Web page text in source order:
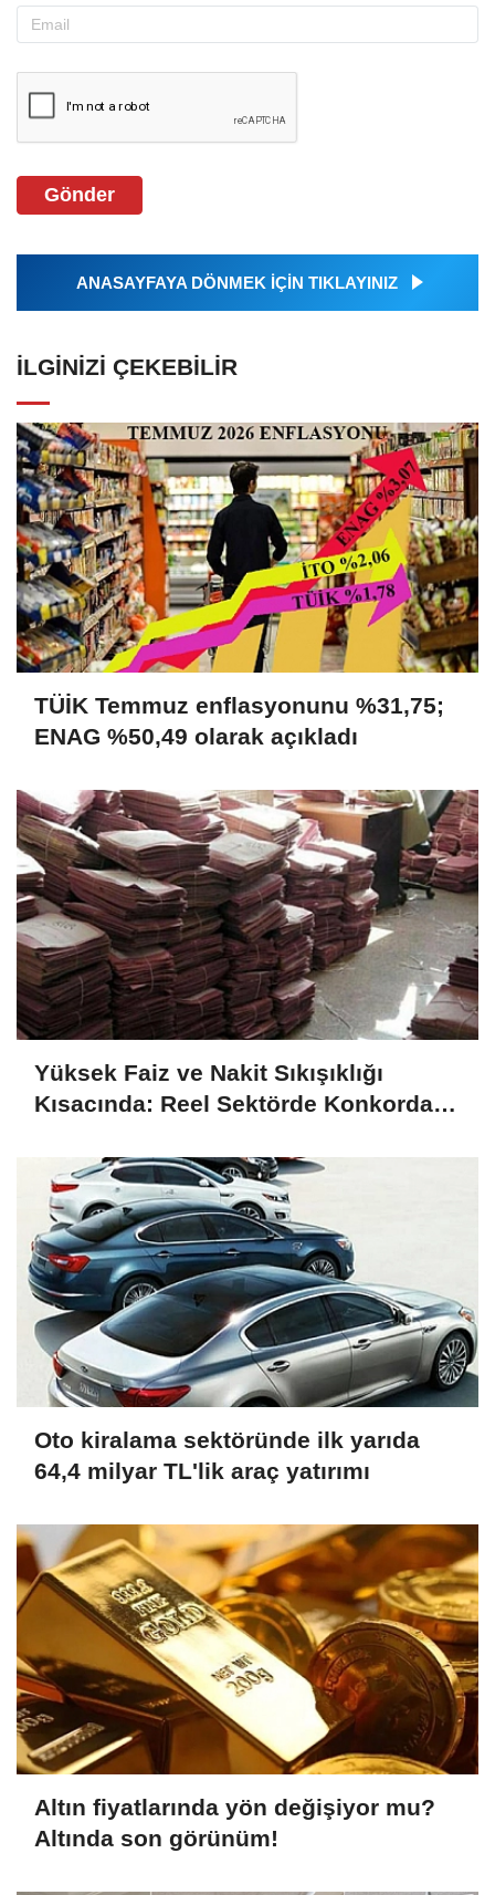
Gönder
ANASAYFAYA DÖNMEK İÇİN TIKLAYINIZ
İLGINIZI ÇEKEBILIR
TÜİK Temmuz enflasyonunu %31,75;
ENAG %50,49 olarak açıkladı
Yüksek Faiz ve Nakit Sıkışıklığı
Kısacında: Reel Sektörde Konkordato
Oto kiralama sektöründe ilk yarıda
64,4 milyar TL'lik araç yatırımı
Altın fiyatlarında yön değişiyor mu?
Altında son görünüm!